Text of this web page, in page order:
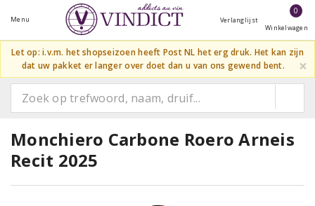
Menu Verlanglijst
0
Winkelwagen
Let op: i.v.m. het shopseizoen heeft Post NL het erg druk. Het kan zijn
dat uw pakket er langer over doet dan u van ons gewend bent.
×
Monchiero Carbone Roero Arneis
Recit 2025